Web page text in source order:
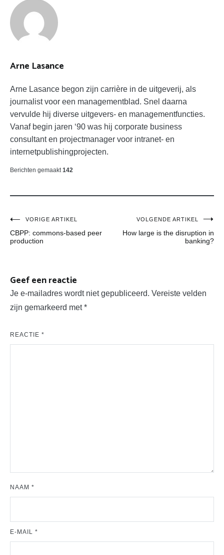
SLACHTOFFERCULTUUR
Arne Lasance
Arne Lasance begon zijn carrière in de uitgeverij, als
journalist voor een managementblad. Snel daarna
vervulde hij diverse uitgevers- en managementfuncties.
Vanaf begin jaren ‘90 was hij corporate business
consultant en projectmanager voor intranet- en
internetpublishingprojecten.
Berichten gemaakt 142
Bericht
navigatie
VORIGE ARTIKEL
CBPP: commons-based peer
production
VOLGENDE ARTIKEL
How large is the disruption in
banking?
Geef een reactie
Je e-mailadres wordt niet gepubliceerd. Vereiste velden
zijn gemarkeerd met*
REACTIE *
NAAM *
E-MAIL *